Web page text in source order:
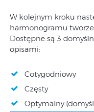
W kolejnym kroku
harmonogramu
Dostępne są 3
opisami:
Cotygodniowy
Częsty
Optymalny